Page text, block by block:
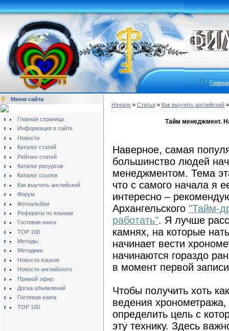
Меню сайта
Главная страница
Информация о сайте
Новости
Каталог статей
Рейтинг статей
Каталог ресурсов
Каталог ссылок
Как выучить английский
Форум
Фотоальбом
Рефераты по языкам
Гостевая книга
TOP 100
Методы.
Методики.
Новости языков
Новости английского
Прямой эфир.
Доска объявлений
Гостевая книга
TOP 100
Начало » Статьи » Как выучить английский
Тайм менеджмент.
Наверное, самая
большинство людей
менеджментом. Тема
что с самого начала я
интересно –
Архангельского "Тайм-
работать". Я лучше
камнях, на которые
начинает вести
начинаются гораздо
в момент первой
Чтобы получить хоть
ведения
определить цель с
эту технику. Здесь